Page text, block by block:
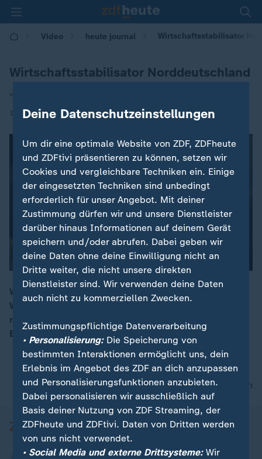
Video heute journal Wirtschaftsstabilisator
Wirtschaftsstabilisator Norddeutschland
von C. Kirsch / P. Manger
19.11.2025 | 21:40
Während die Industrie in Süddeutschland mit der
Wirtschaftsflaute kämpft, kann der Norden ein
moderates Wachstum verzeichnen. Woher kommt der
Erfolg in allgemeinen Krisenzeiten?
nach oben
Deine Datenschutzeinstellungen
Um dir eine optimale Website von ZDF, ZDFheute
und ZDFtivi präsentieren zu können, setzen wir
Cookies und vergleichbare Techniken ein. Einige
der eingesetzten Techniken sind unbedingt
erforderlich für unser Angebot. Mit deiner
Zustimmung dürfen wir und unsere Dienstleister
darüber hinaus Informationen auf deinem Gerät
speichern und/oder abrufen. Dabei geben wir
deine Daten ohne deine Einwilligung nicht an
Dritte weiter, die nicht unsere direkten
Dienstleister sind. Wir verwenden deine Daten
auch nicht zu kommerziellen Zwecken.
Zustimmungspflichtige Datenverarbeitung
• Personalisierung:Die Speicherung von
bestimmten Interaktionen ermöglicht uns, dein
Erlebnis im Angebot des ZDF an dich anzupassen
und Personalisierungsfunktionen anzubieten.
Dabei personalisieren wir ausschließlich auf
Basis deiner Nutzung von ZDF Streaming, der
ZDFheute und ZDFtivi. Daten von Dritten werden
von uns nicht verwendet.
• Social Media und externe Drittsysteme:Wir